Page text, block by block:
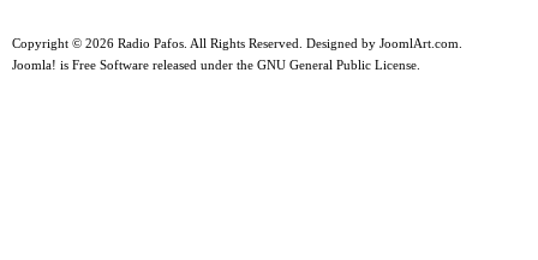
Copyright © 2026 Radio Pafos. All Rights Reserved. Designed by JoomlArt.com
Joomla! is Free Software released under the GNU General Public License.